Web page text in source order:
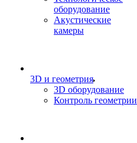
оборудование
Акустические
камеры
3D и геометрия
3D оборудование
Контроль геометрии